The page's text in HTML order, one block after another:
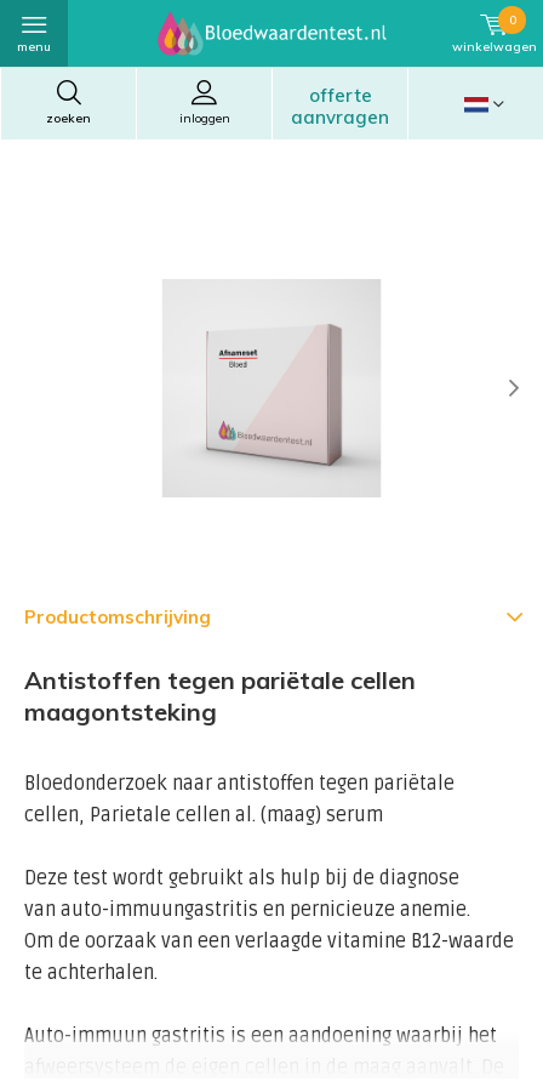
zoeken
offerte
aanvragen
inloggen
menu winkelwagen
0
Productomschrijving
Antistoffen tegen pariëtale cellen
maagontsteking
Bloedonderzoek naar antistoffen tegen pariëtale
cellen, Parietale cellen al. (maag) serum
Deze test wordt gebruikt als hulp bij de diagnose
van auto-immuungastritis en pernicieuze anemie.
Om de oorzaak van een verlaagde vitamine B12-waarde
te achterhalen.
Auto-immuun gastritis is een aandoening waarbij het